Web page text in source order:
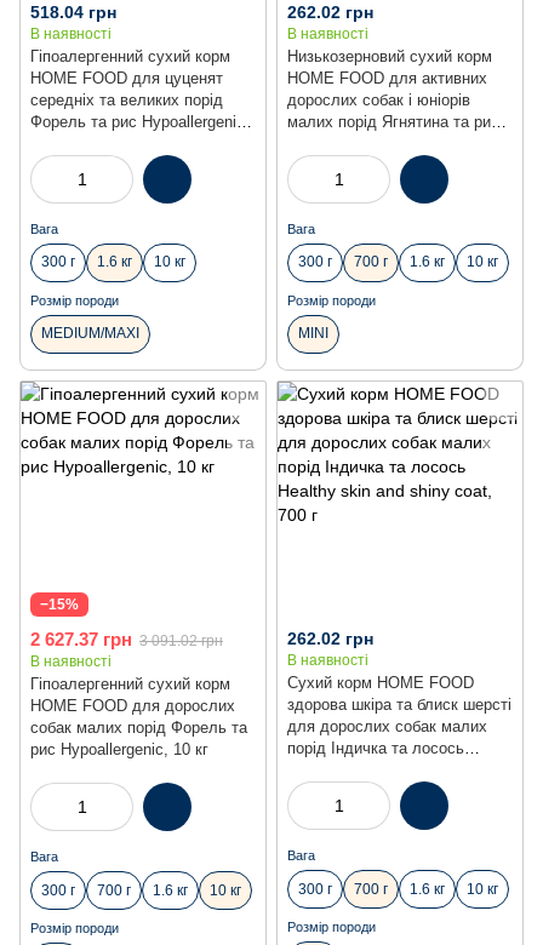
Гіпоалергенний сухий корм
HOME FOOD для цуценят
середніх та великих порід
Форель та рис Hypoallergenic.
518.04 грн
В наявності
Вага
300 г 1.6 кг 10 кг
Розмір породи
MEDIUM/MAXI
Низькозерновий сухий корм
HOME FOOD для активних
дорослих собак і юніорів
малих порід Ягнятина та рис
junior, 700 г
262.02 грн
В наявності
Вага
300 г 700 г 1.6 кг 10 кг
Розмір породи
MINI
−15%
Гіпоалергенний сухий корм
HOME FOOD для дорослих
собак малих порід Форель та
рис Hypoallergenic, 10 кг
2 627.37 грн 3 091.02 грн
В наявності
Вага
300 г 700 г 1.6 кг 10 кг
Розмір породи
Сухий корм HOME FOOD
здорова шкіра та блиск шерсті
для дорослих собак малих
порід Індичка та лосось
700 г
262.02 грн
В наявності
Вага
300 г 700 г 1.6 кг 10 кг
Розмір породи